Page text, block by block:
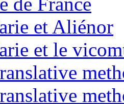
et Aliénor
et le